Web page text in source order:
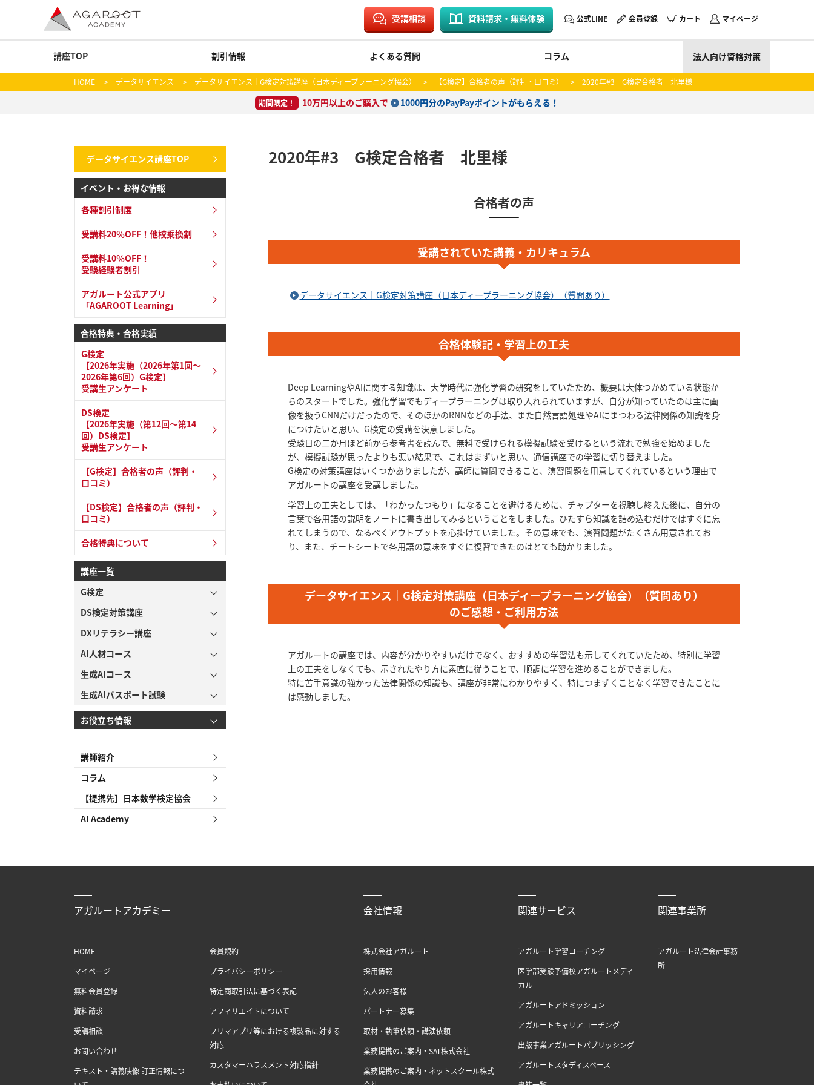
受講相談 資料請求・無料体験 公式LINE 会員登録 カート マイページ
講座TOP 割引情報 よくある質問 コラム 法人向け資格対策
HOME > データサイエンス > データサイエンス｜G検定対策講座（日本ディープラーニング協会） > 【G検定】合格者の声（評判・口コミ） > 2020年#3 G検定合格者 北里様
期間限定！ 10万円以上のご購入で 1000円分のPayPayポイントがもらえる！
2020年#3 G検定合格者 北里様
合格者の声
受講されていた講義・カリキュラム
データサイエンス｜G検定対策講座（日本ディープラーニング協会）（質問あり）
合格体験記・学習上の工夫
Deep LearningやAIに関する知識は、大学時代に強化学習の研究をしていたため、概要は大体つかめている状態か
らのスタートでした。強化学習でもディープラーニングは取り入れられていますが、自分が知っていたのは主に画
像を扱うCNNだけだったので、そのほかのRNNなどの手法、また自然言語処理やAIにまつわる法律関係の知識を身
につけたいと思い、G検定の受講を決意しました。
受験日の二か月ほど前から参考書を読んで、無料で受けられる模擬試験を受けるという流れで勉強を始めました
が、模擬試験が思ったよりも悪い結果で、これはまずいと思い、通信講座での学習に切り替えました。
G検定の対策講座はいくつかありましたが、講師に質問できること、演習問題を用意してくれているという理由で
アガルートの講座を受講しました。
学習上の工夫としては、「わかったつもり」になることを避けるために、チャプターを視聴し終えた後に、自分の
言葉で各用語の説明をノートに書き出してみるということをしました。ひたすら知識を詰め込むだけではすぐに忘
れてしまうので、なるべくアウトプットを心掛けていました。その意味でも、演習問題がたくさん用意されてお
り、また、チートシートで各用語の意味をすぐに復習できたのはとても助かりました。
データサイエンス｜G検定対策講座（日本ディープラーニング協会）（質問あり）
のご感想・ご利用方法
アガルートの講座では、内容が分かりやすいだけでなく、おすすめの学習法も示してくれていたため、特別に学習
上の工夫をしなくても、示されたやり方に素直に従うことで、順調に学習を進めることができました。
特に苦手意識の強かった法律関係の知識も、講座が非常にわかりやすく、特につまずくことなく学習できたことに
は感動しました。
データサイエンス講座TOP
イベント・お得な情報
各種割引制度
受講料20％OFF！他校乗換割
受講料10％OFF！
受験経験者割引
アガルート公式アプリ
「AGAROOT Learning」
合格特典・合格実績
G検定
【2026年実施（2026年第1回～
2026年第6回）G検定】
受講生アンケート
DS検定
【2026年実施（第12回～第14
回）DS検定】
受講生アンケート
【G検定】合格者の声（評判・
口コミ）
【DS検定】合格者の声（評判・
口コミ）
合格特典について
講座一覧
G検定
DS検定対策講座
DXリテラシー講座
AI人材コース
生成AIコース
生成AIパスポート試験
お役立ち情報
講師紹介
コラム
【提携先】日本数学検定協会
AI Academy
アガルートアカデミー
HOME
マイページ
無料会員登録
資料請求
受講相談
お問い合わせ
テキスト・講義映像 訂正情報につ
会員規約
プライバシーポリシー
特定商取引法に基づく表記
アフィリエイトについて
フリマアプリ等における複製品に対する
対応
カスタマーハラスメント対応指針
会社情報
株式会社アガルート
採用情報
法人のお客様
パートナー募集
取材・執筆依頼・講演依頼
業務提携のご案内・SAT株式会社
業務提携のご案内・ネットスクール株式
関連サービス
アガルート学習コーチング
医学部受験予備校アガルートメディ
カル
アガルートアドミッション
アガルートキャリアコーチング
出版事業アガルートパブリッシング
アガルートスタディスペース
関連事業所
アガルート法律会計事務
所